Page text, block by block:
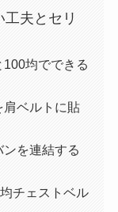
夫とセリ
均でできる
肩ベルトに貼
を連結する
チェストベル